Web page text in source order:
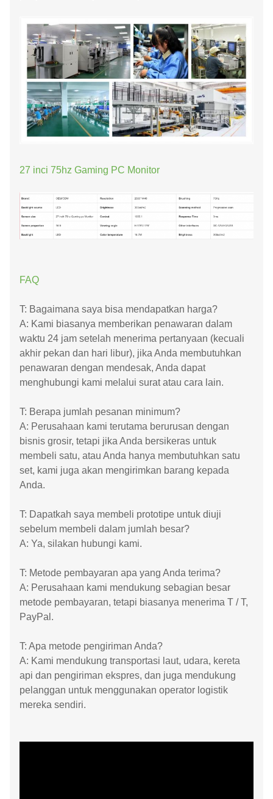
27 inci 75hz Gaming PC Monitor
FAQ
T: Bagaimana saya bisa mendapatkan harga?
A: Kami biasanya memberikan penawaran dalam
waktu 24 jam setelah menerima pertanyaan (kecuali
akhir pekan dan hari libur), jika Anda membutuhkan
penawaran dengan mendesak, Anda dapat
menghubungi kami melalui surat atau cara lain.
T: Berapa jumlah pesanan minimum?
A: Perusahaan kami terutama berurusan dengan
bisnis grosir, tetapi jika Anda bersikeras untuk
membeli satu, atau Anda hanya membutuhkan satu
set, kami juga akan mengirimkan barang kepada
Anda.
T: Dapatkah saya membeli prototipe untuk diuji
sebelum membeli dalam jumlah besar?
A: Ya, silakan hubungi kami.
T: Metode pembayaran apa yang Anda terima?
A: Perusahaan kami mendukung sebagian besar
metode pembayaran, tetapi biasanya menerima T / T,
PayPal.
T: Apa metode pengiriman Anda?
A: Kami mendukung transportasi laut, udara, kereta
api dan pengiriman ekspres, dan juga mendukung
pelanggan untuk menggunakan operator logistik
mereka sendiri.